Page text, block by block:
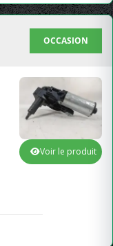
OCCASION
Voir le produit